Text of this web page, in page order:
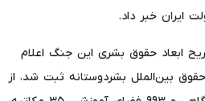
ایران خبر داد.
ابعاد حقوق بشری این جنگ اعلام
مورد نقض حقوق بین‌الملل بشردوستانه ثبت شد، از